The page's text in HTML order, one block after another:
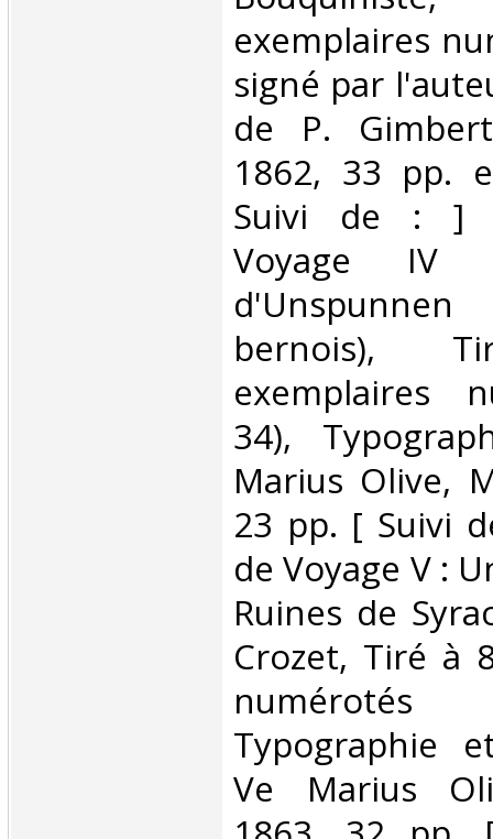
exemplaires
signé par
de P.
1862, 33 pp.
Suivi de : ]
Voyage
bernois),
exemplaires
34),
Marius Olive,
23 pp. [ Suivi
de Voyage V :
Ruines de
Crozet, Tiré à
Typographie
Ve Marius